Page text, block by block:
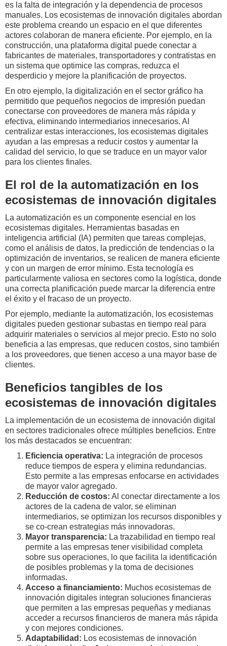
es la falta de integración y la dependencia de procesos
manuales. Los ecosistemas de innovación digitales abordan
este problema creando un espacio en el que diferentes
actores colaboran de manera eficiente. Por ejemplo, en la
construcción, una plataforma digital puede conectar a
fabricantes de materiales, transportadores y contratistas en
un sistema que optimice las compras, reduzca el
desperdicio y mejore la planificación de proyectos.
En otro ejemplo, la digitalización en el sector gráfico ha
permitido que pequeños negocios de impresión puedan
conectarse con proveedores de manera más rápida y
efectiva, eliminando intermediarios innecesarios. Al
centralizar estas interacciones, los ecosistemas digitales
ayudan a las empresas a reducir costos y aumentar la
calidad del servicio, lo que se traduce en un mayor valor
para los clientes finales.
El rol de la automatización en los
ecosistemas de innovación digitales
La automatización es un componente esencial en los
ecosistemas digitales. Herramientas basadas en
inteligencia artificial (IA) permiten que tareas complejas,
como el análisis de datos, la predicción de tendencias o la
optimización de inventarios, se realicen de manera eficiente
y con un margen de error mínimo. Esta tecnología es
particularmente valiosa en sectores como la logística, donde
una correcta planificación puede marcar la diferencia entre
el éxito y el fracaso de un proyecto.
Por ejemplo, mediante la automatización, los ecosistemas
digitales pueden gestionar subastas en tiempo real para
adquirir materiales o servicios al mejor precio. Esto no solo
beneficia a las empresas, que reducen costos, sino también
a los proveedores, que tienen acceso a una mayor base de
clientes.
Beneficios tangibles de los
ecosistemas de innovación digitales
La implementación de un ecosistema de innovación digital
en sectores tradicionales ofrece múltiples beneficios. Entre
los más destacados se encuentran:
Eficiencia operativa: La integración de procesos
reduce tiempos de espera y elimina redundancias.
Esto permite a las empresas enfocarse en actividades
de mayor valor agregado.
Reducción de costos: Al conectar directamente a los
actores de la cadena de valor, se eliminan
intermediarios, se optimizan los recursos disponibles y
se co-crean estrategias más innovadoras.
Mayor transparencia: La trazabilidad en tiempo real
permite a las empresas tener visibilidad completa
sobre sus operaciones, lo que facilita la identificación
de posibles problemas y la toma de decisiones
informadas.
Acceso a financiamiento: Muchos ecosistemas de
innovación digitales integran soluciones financieras
que permiten a las empresas pequeñas y medianas
acceder a recursos financieros de manera más rápida
y con mejores condiciones.
Adaptabilidad: Los ecosistemas de innovación